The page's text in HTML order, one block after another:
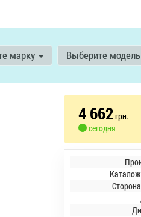
марку Выберите модель
4 662грн.
сегодня